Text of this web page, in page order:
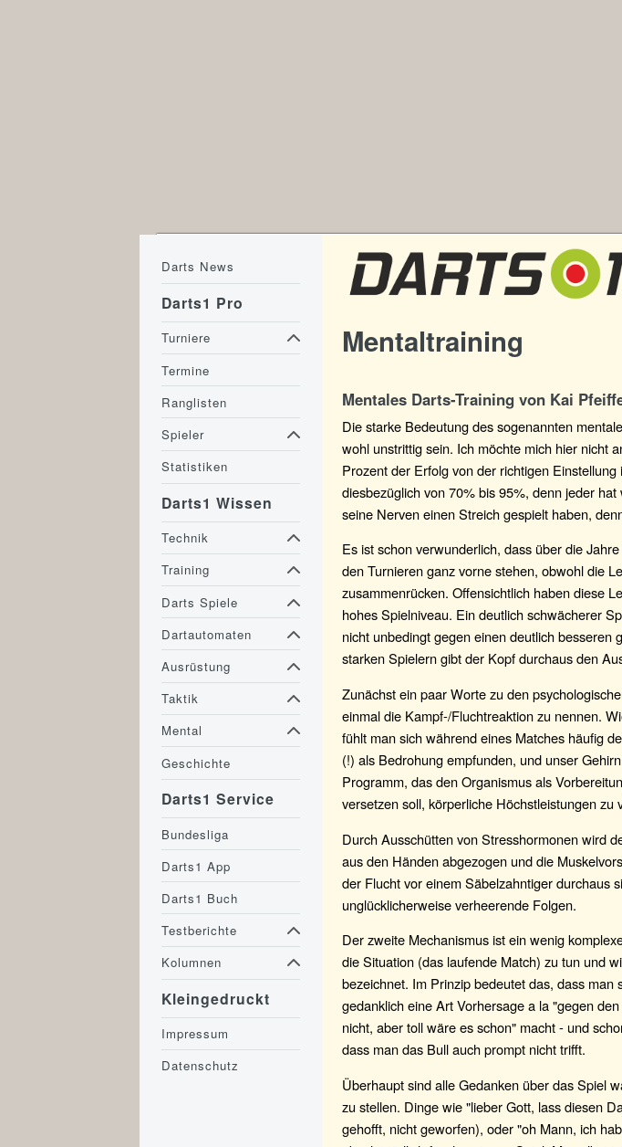
Mentaltraining
Mentales Darts-Training von Kai
Die starke Bedeutung des sogenannten
wohl unstrittig sein. Ich möchte mich hier nicht
Prozent der Erfolg von der richtigen
diesbezüglich von 70% bis 95%, denn jeder
seine Nerven einen Streich gespielt haben,
Es ist schon verwunderlich, dass über die
den Turnieren ganz vorne stehen, obwohl die
zusammenrücken. Offensichtlich haben diese
hohes Spielniveau. Ein deutlich schwächerer
nicht unbedingt gegen einen deutlich
starken Spielern gibt der Kopf durchaus den
Zunächst ein paar Worte zu den
einmal die Kampf-/Fluchtreaktion zu nennen.
fühlt man sich während eines Matches häufig
(!) als Bedrohung empfunden, und unser
Programm, das den Organismus als
versetzen soll, körperliche Höchstleistungen zu
Durch Ausschütten von Stresshormonen wird
aus den Händen abgezogen und die
der Flucht vor einem Säbelzahntiger durchaus
unglücklicherweise verheerende Folgen.
Der zweite Mechanismus ist ein wenig
die Situation (das laufende Match) zu tun und
bezeichnet. Im Prinzip bedeutet das, dass
gedanklich eine Art Vorhersage a la "gegen
nicht, aber toll wäre es schon" macht - und
dass man das Bull auch prompt nicht trifft.
Überhaupt sind alle Gedanken über das Spiel
zu stellen. Dinge wie "lieber Gott, lass diesen
gehofft, nicht geworfen), oder "oh Mann, ich
Darts News
Darts1 Pro
Turniere
Termine
Ranglisten
Spieler
Statistiken
Darts1 Wissen
Technik
Training
Darts Spiele
Dartautomaten
Ausrüstung
Taktik
Mental
Geschichte
Darts1 Service
Bundesliga
Darts1 App
Darts1 Buch
Testberichte
Kolumnen
Kleingedruckt
Impressum
Datenschutz